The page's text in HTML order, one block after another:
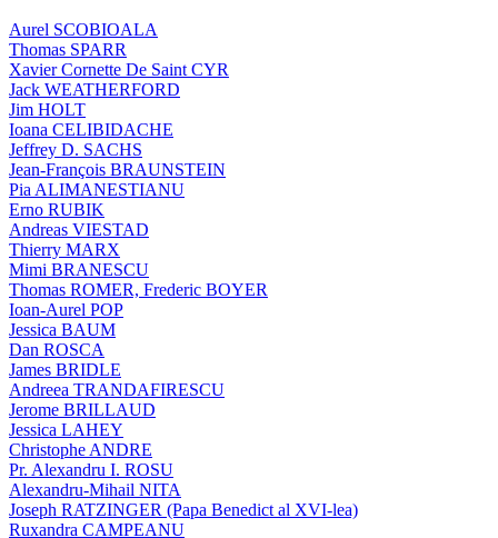
Aurel SCOBIOALA
Thomas SPARR
Xavier Cornette De Saint CYR
Jack WEATHERFORD
Jim HOLT
Ioana CELIBIDACHE
Jeffrey D. SACHS
Jean-François BRAUNSTEIN
Pia ALIMANESTIANU
Erno RUBIK
Andreas VIESTAD
Thierry MARX
Mimi BRANESCU
Thomas ROMER, Frederic BOYER
Ioan-Aurel POP
Jessica BAUM
Dan ROSCA
James BRIDLE
Andreea TRANDAFIRESCU
Jerome BRILLAUD
Jessica LAHEY
Christophe ANDRE
Pr. Alexandru I. ROSU
Alexandru-Mihail NITA
Joseph RATZINGER (Papa Benedict al XVI-lea)
Ruxandra CAMPEANU